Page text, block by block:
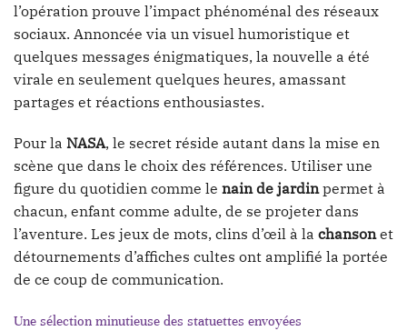
l’opération prouve l’impact phénoménal des réseaux
sociaux. Annoncée via un visuel humoristique et
quelques messages énigmatiques, la nouvelle a été
virale en seulement quelques heures, amassant
partages et réactions enthousiastes.
Pour la NASA, le secret réside autant dans la mise en
scène que dans le choix des références. Utiliser une
figure du quotidien comme le nain de jardinpermet à
chacun, enfant comme adulte, de se projeter dans
l’aventure. Les jeux de mots, clins d’œil à la chansonet
détournements d’affiches cultes ont amplifié la portée
de ce coup de communication.
Une sélection minutieuse des statuettes envoyées